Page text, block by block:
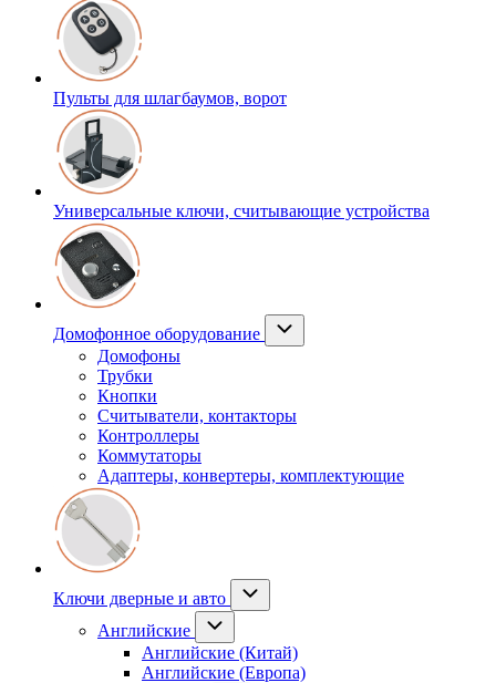
Пульты для шлагбаумов, ворот
Универсальные ключи, считывающие устройства
Домофонное оборудование
Домофоны
Трубки
Кнопки
Считыватели, контакторы
Контроллеры
Коммутаторы
Адаптеры, конвертеры, комплектующие
Ключи дверные и авто
Английские
Английские (Китай)
Английские (Европа)